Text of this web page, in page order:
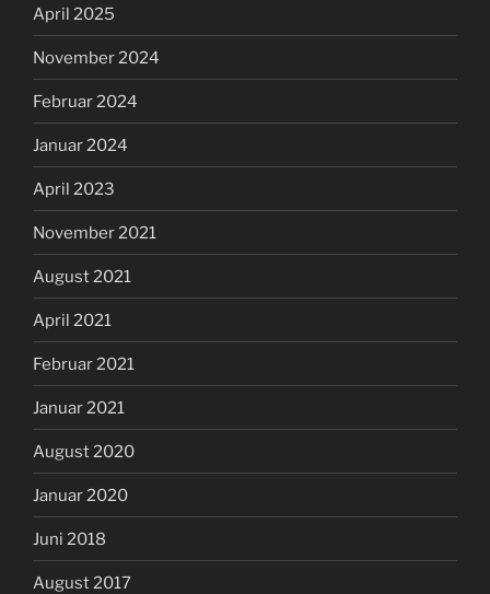
April 2025
November 2024
Februar 2024
Januar 2024
April 2023
November 2021
August 2021
April 2021
Februar 2021
Januar 2021
August 2020
Januar 2020
Juni 2018
August 2017